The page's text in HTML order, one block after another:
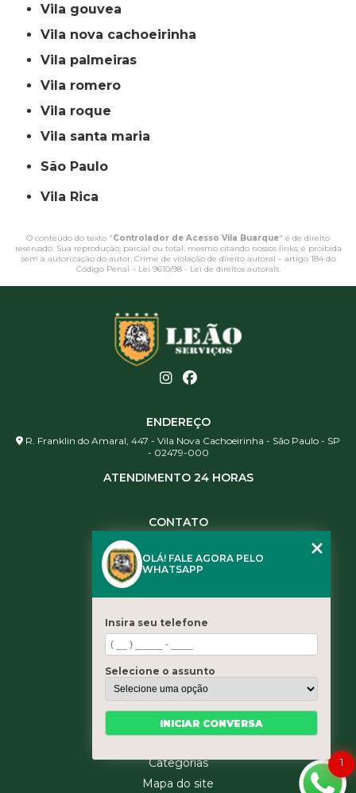
vila gouvea
vila nova cachoeirinha
vila palmeiras
vila romero
vila roque
vila santa maria
São Paulo
Vila Rica
O conteúdo do texto "Controlador de Acesso Vila Buarque" é de direito
reservado. Sua reprodução, parcial ou total, mesmo citando nossos links, é proibida
sem a autorização do autor. Crime de violação de direito autoral – artigo 184 do
Código Penal – Lei 9610/98 - Lei de direitos autorais.
ENDEREÇO
R. Franklin do Amaral, 447 - Vila Nova Cachoeirinha - São Paulo - SP
- 02479-000
ATENDIMENTO 24 HORAS
CONTATO
(11) 3461-5871
contato@leaoservicos.com.br
Home
Quem somos
Serviços
Blog
Categorias
Mapa do site
1
OLÁ! FALE AGORA PELO
WHATSAPP
Insira seu telefone
Selecione o assunto
INICIAR CONVERSA